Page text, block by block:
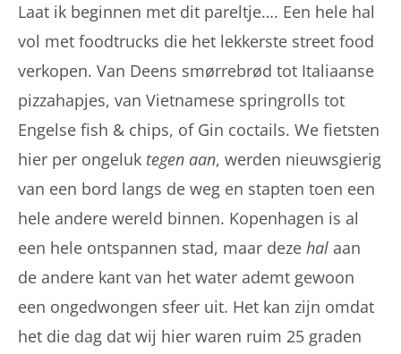
Laat ik beginnen met dit pareltje…. Een hele hal
vol met foodtrucks die het lekkerste street food
verkopen. Van Deens smørrebrød tot Italiaanse
pizzahapjes, van Vietnamese springrolls tot
Engelse fish & chips, of Gin coctails. We fietsten
hier per ongeluk tegen aan, werden nieuwsgierig
van een bord langs de weg en stapten toen een
hele andere wereld binnen. Kopenhagen is al
een hele ontspannen stad, maar deze hal aan
de andere kant van het water ademt gewoon
een ongedwongen sfeer uit. Het kan zijn omdat
het die dag dat wij hier waren ruim 25 graden